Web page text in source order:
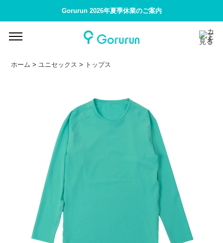
Gorurun 2026年夏季休業のご案内
ホーム >ユニセックス > トップス